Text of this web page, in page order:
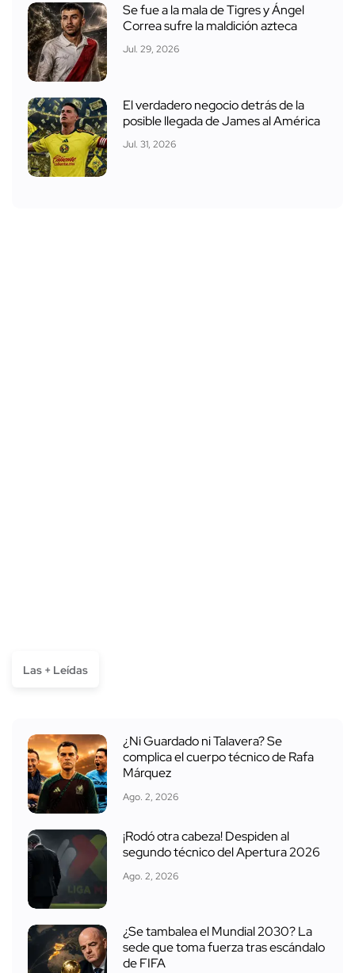
Se fue a la mala de Tigres y Ángel
Correa sufre la maldición azteca
Jul. 29, 2026
El verdadero negocio detrás de la
posible llegada de James al América
Jul. 31, 2026
Las + Leídas
¿Ni Guardado ni Talavera? Se
complica el cuerpo técnico de Rafa
Márquez
Ago. 2, 2026
¡Rodó otra cabeza! Despiden al
segundo técnico del Apertura 2026
Ago. 2, 2026
¿Se tambalea el Mundial 2030? La
sede que toma fuerza tras escándalo
de FIFA